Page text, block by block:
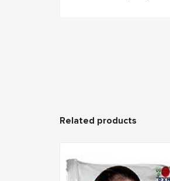
Related products